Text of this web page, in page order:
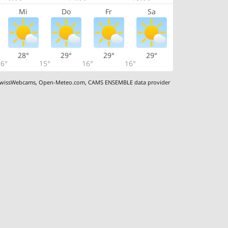
Mi Do Fr Sa
28°
15°
29°
16°
29°
16°
29°
,Open-Meteo.com,CAMS ENSEMBLE data provider